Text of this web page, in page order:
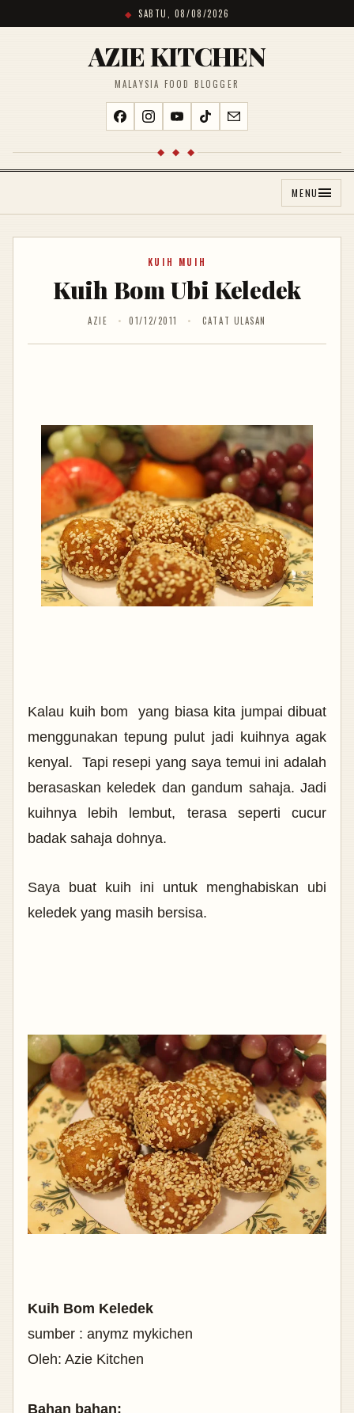
SABTU, 08/08/2026
AZIE KITCHEN
MALAYSIA FOOD BLOGGER
◆ ◆ ◆
MENU
KUIH MUIH
Kuih Bom Ubi Keledek
AZIE 01/12/2011 CATAT ULASAN
Kalau kuih bom yang biasa kita jumpai dibuat
menggunakan tepung pulut jadi kuihnya agak
kenyal. Tapi resepi yang saya temui ini adalah
berasaskan keledek dan gandum sahaja. Jadi
kuihnya lebih lembut, terasa seperti cucur
badak sahaja dohnya.
Saya buat kuih ini untuk menghabiskan ubi
keledek yang masih bersisa.
Kuih Bom Keledek
sumber : anymz mykichen
Oleh: Azie Kitchen
Bahan bahan: